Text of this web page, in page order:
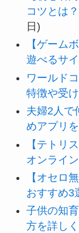
コツとは
日)
【ゲーム
遊べるサ
ワールド
特徴や受
夫婦2人で
めアプリを
【テトリ
オンライ
【オセロ
おすすめ3
子供の知
方を詳しく